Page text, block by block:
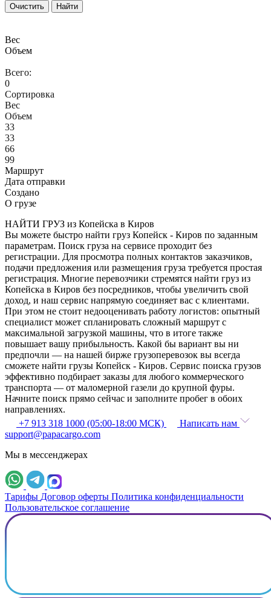
Очистить Найти
Вес
Объем
Всего:
0
Сортировка
Вес
Объем
33
33
66
99
Маршрут
Дата отправки
Создано
О грузе
НАЙТИ ГРУЗ из Копейска в Киров
Вы можете быстро найти груз Копейск - Киров по заданным
параметрам. Поиск груза на сервисе проходит без
регистрации. Для просмотра полных контактов заказчиков,
подачи предложения или размещения груза требуется простая
регистрация. Многие перевозчики стремятся найти груз из
Копейска в Киров без посредников, чтобы увеличить свой
доход, и наш сервис напрямую соединяет вас с клиентами.
При этом не стоит недооценивать работу логистов: опытный
специалист может спланировать сложный маршрут с
максимальной загрузкой машины, что в итоге также
повышает вашу прибыльность. Какой бы вариант вы ни
предпочли — на нашей бирже грузоперевозок вы всегда
сможете найти грузы Копейск - Киров. Сервис поиска грузов
эффективно подбирает заказы для любого коммерческого
транспорта — от маломерной газели до крупной фуры.
Начните поиск прямо сейчас и заполните пробег в обоих
направлениях.
+7 913 318 1000 (05:00-18:00 МСК)
Написать нам
support@papacargo.com
Мы в мессенджерах
Тарифы Договор оферты Политика конфиденциальности
Пользовательское соглашение